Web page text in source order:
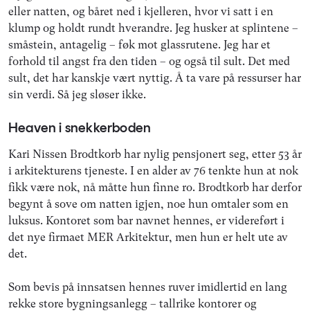
eller natten, og båret ned i kjelleren, hvor vi satt i en
klump og holdt rundt hverandre. Jeg husker at splintene –
småstein, antagelig – føk mot glassrutene. Jeg har et
forhold til angst fra den tiden – og også til sult. Det med
sult, det har kanskje vært nyttig. Å ta vare på ressurser har
sin verdi. Så jeg sløser ikke.
Heaven i snekkerboden
Kari Nissen Brodtkorb har nylig pensjonert seg, etter 53 år
i arkitekturens tjeneste. I en alder av 76 tenkte hun at nok
fikk være nok, nå måtte hun finne ro. Brodtkorb har derfor
begynt å sove om natten igjen, noe hun omtaler som en
luksus. Kontoret som bar navnet hennes, er videreført i
det nye firmaet MER Arkitektur, men hun er helt ute av
det.
Som bevis på innsatsen hennes ruver imidlertid en lang
rekke store bygningsanlegg – tallrike kontorer og